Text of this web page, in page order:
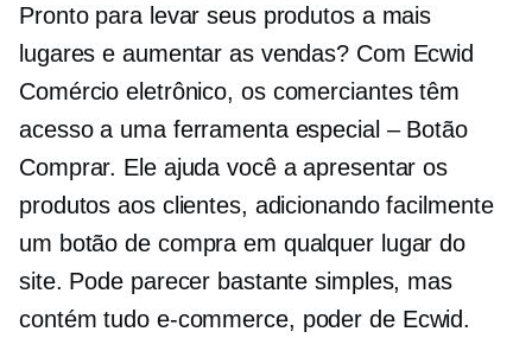
Pronto para levar seus produtos a mais
lugares e aumentar as vendas? Com Ecwid
Comércio eletrônico, os comerciantes têm
acesso a uma ferramenta especial – Botão
Comprar. Ele ajuda você a apresentar os
produtos aos clientes, adicionando facilmente
um botão de compra em qualquer lugar do
site. Pode parecer bastante simples, mas
contém tudo e-commerce, poder de Ecwid.